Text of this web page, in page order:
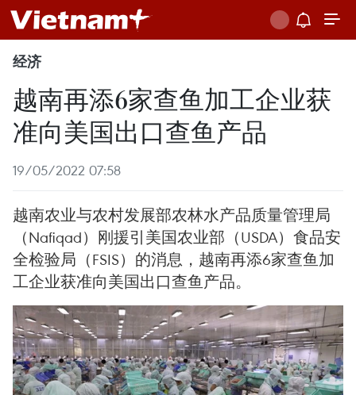
经济
越南再添6家查鱼加工企业获
准向美国出口查鱼产品
19/05/2022 07:58
越南农业与农村发展部农林水产品质量管理局
（Nafiqad）刚援引美国农业部（USDA）食品安
全检验局（FSIS）的消息，越南再添6家查鱼加
工企业获准向美国出口查鱼产品。